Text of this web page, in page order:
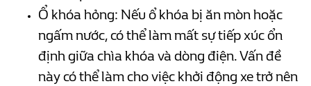
Ổ khóa hỏng: Nếu ổ khóa bị ăn mòn hoặc
ngấm nước, có thể làm mất sự tiếp xúc ổn
định giữa chìa khóa và dòng điện. Vấn đề
này có thể làm cho việc khởi động xe trở nên